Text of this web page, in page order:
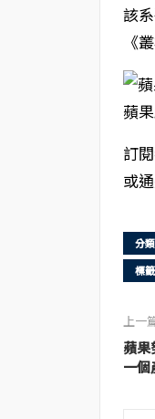
該
《
訂
或
分類
標籤
上一
蘋
一個